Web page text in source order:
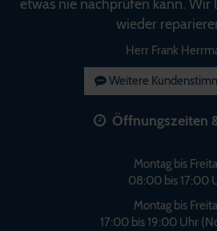
etwas nie nachprüfen kann. Wir
wieder
Herr Frank
Weitere
Öffnungszeiten
Montag bis
08:00 bis 17:00
Montag bis
17:00 bis 19:00 Uhr